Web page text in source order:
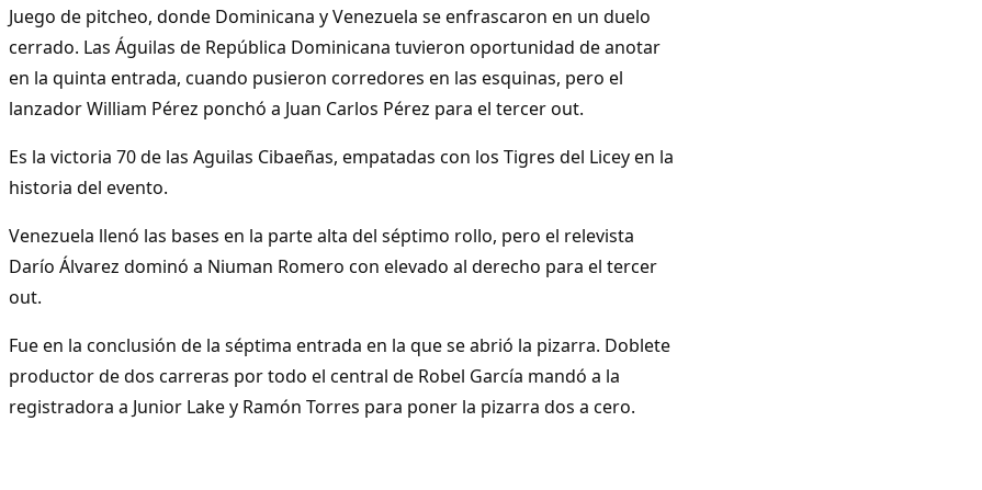
Juego de pitcheo, donde Dominicana y Venezuela se enfrascaron en un duelo
cerrado. Las Águilas de República Dominicana tuvieron oportunidad de anotar
en la quinta entrada, cuando pusieron corredores en las esquinas, pero el
lanzador William Pérez ponchó a Juan Carlos Pérez para el tercer out.
Es la victoria 70 de las Aguilas Cibaeñas, empatadas con los Tigres del Licey en la
historia del evento.
Venezuela llenó las bases en la parte alta del séptimo rollo, pero el relevista
Darío Álvarez dominó a Niuman Romero con elevado al derecho para el tercer
out.
Fue en la conclusión de la séptima entrada en la que se abrió la pizarra. Doblete
productor de dos carreras por todo el central de Robel García mandó a la
registradora a Junior Lake y Ramón Torres para poner la pizarra dos a cero.